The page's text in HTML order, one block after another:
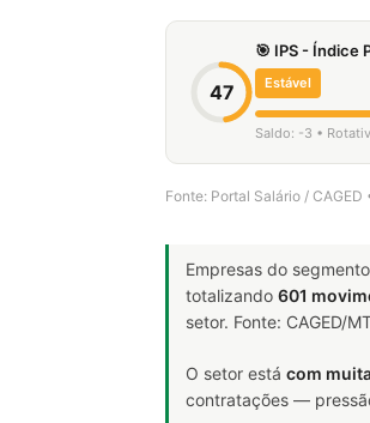
47
🎯 IPS - Índice
Estável
Saldo: -3 •
Fonte: Portal Salário /
Empresas do
totalizando 601
setor. Fonte: CAGED/
O setor está com
contratações —